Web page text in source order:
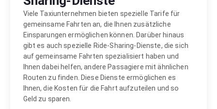
Viele Taxiunternehmen bieten spezielle Tarife für
gemeinsame Fahrten an, die Ihnen zusätzliche
Einsparungen ermöglichen können. Darüber hinaus
gibt es auch spezielle Ride-Sharing-Dienste, die sich
auf gemeinsame Fahrten spezialisiert haben und
Ihnen dabei helfen, andere Passagiere mit ähnlichen
Routen zu finden. Diese Dienste ermöglichen es
Ihnen, die Kosten für die Fahrt aufzuteilen und so
Geld zu sparen.